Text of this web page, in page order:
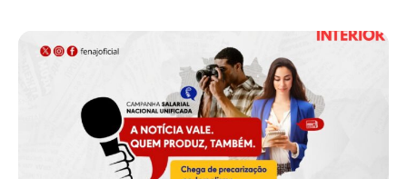
Assinada nova CCT de jornais e revistas do interior